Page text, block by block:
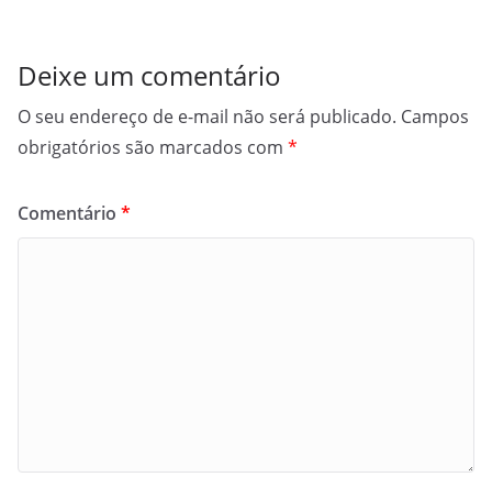
Deixe um comentário
O seu endereço de e-mail não será publicado. Campos
obrigatórios são marcados com *
Comentário *